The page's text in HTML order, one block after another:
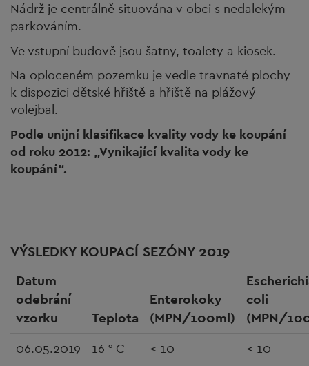
Nádrž je centrálně situována v obci s nedalekým
parkováním.
Ve vstupní budově jsou šatny, toalety a kiosek.
Na oploceném pozemku je vedle travnaté plochy
k dispozici dětské hřiště a hřiště na plážový
volejbal.
Podle unijní klasifikace kvality vody ke koupání
od roku 2012: „Vynikající kvalita vody ke
koupání“.
VÝSLEDKY KOUPACÍ SEZÓNY 2019
Datum
odebrání
vzorku
Teplota
Enterokoky
(MPN/100ml)
coli
(MPN/
06.05.2019 16 ° C < 10 < 10